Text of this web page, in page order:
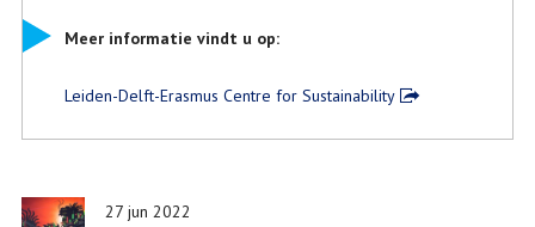
Meer informatie vindt u op:
Leiden-Delft-Erasmus Centre for Sustainability
27 jun 2022